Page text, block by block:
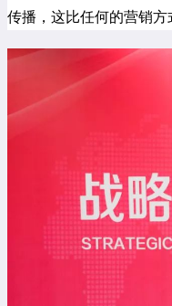
传播，这比任何的营销方